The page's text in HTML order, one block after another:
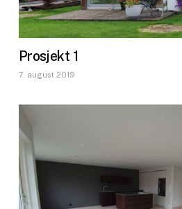
Prosjekt 1
7. august 2019